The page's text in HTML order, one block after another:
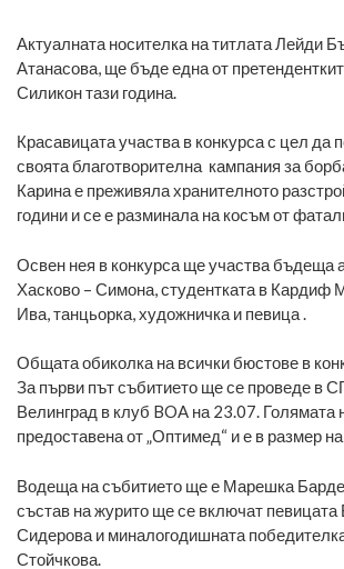
Актуалната носителка на титлата Лейди
Атанасова, ще бъде една от
Силикон тази година.
Красавицата участва в конкурса с цел да
своята благотворителна кампания за
Карина е преживяла хранителното
години и се е разминала на косъм от
Освен нея в конкурса ще участва бъдеща
Хасково – Симона, студентката в Кардиф
Ива, танцьорка, художничка и певица .
Общата обиколка на всички бюстове в
За първи път събитието ще се проведе в
Велинград в клуб BOA на 23.07. Голямата
предоставена от „Оптимед“ и е в размер
Водеща на събитието ще е Марешка
състав на журито ще се включат певицата
Сидерова и миналогодишната
Стойчкова.